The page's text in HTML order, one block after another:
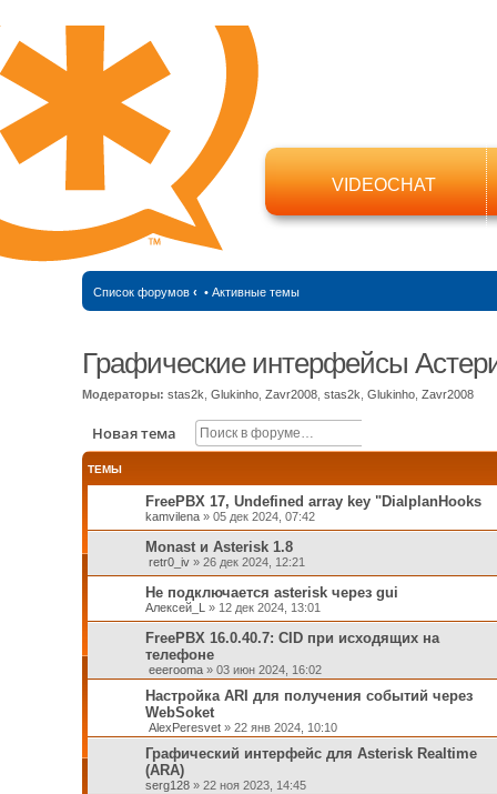
VIDEOCHAT
Список форумов ‹ • Активные темы
Графические интерфейсы
Модераторы: stas2k Glukinho, Zavr2008, stas2k Glukinho, Zavr2008
Новая тема
ТЕМЫ
FreePBX 17, Undefined array key "DialplanHooks
kamvilena» 05 дек 2024, 07:42
Monast и Asterisk 1.8
retr0_iv» 26 дек 2024, 12:21
Не подключается asterisk через gui
Алексей_L» 12 дек 2024, 13:01
FreePBX 16.0.40.7: CID при исходящих на
телефоне
eeerooma» 03 июн 2024, 16:02
Настройка ARI для получения событий через
WebSoket
AlexPeresvet» 22 янв 2024, 10:10
Графический интерфейс для Asterisk Realtime
(ARA)
serg128» 22 ноя 2023, 14:45